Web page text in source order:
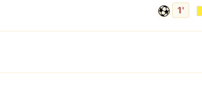
1'